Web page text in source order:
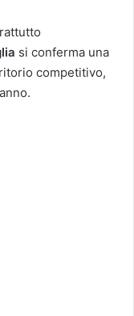
si conferma una
competitivo,